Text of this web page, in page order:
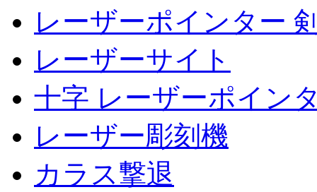
レーザーポインター
レーザーサイト
十字 レーザーポイン
レーザー彫刻機
カラス撃退